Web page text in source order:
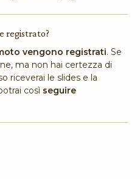
registrato?
vengono registrati. Se
ma non hai certezza di
riceverai le slides e la
così seguire